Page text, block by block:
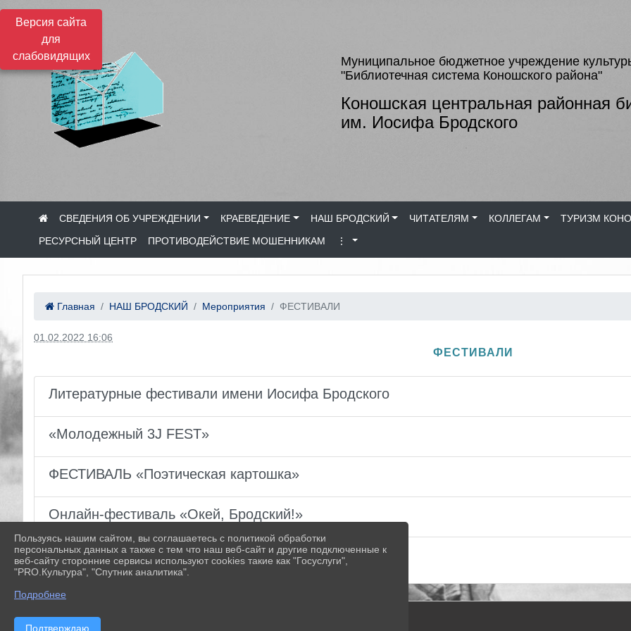
Версия сайта
для
слабовидящих
Муниципальное бюджетное учреждение
"Библиотечная система Коношского района"
Коношская центральная районная
им. Иосифа Бродского
СВЕДЕНИЯ ОБ УЧРЕЖДЕНИИ КРАЕВЕДЕНИЕ НАШ БРОДСКИЙ ЧИТАТЕЛЯМ КОЛЛЕГАМ
ТУРИЗМ
РЕСУРСНЫЙ ЦЕНТР
ПРОТИВОДЕЙСТВИЕ МОШЕННИКАМ ⋮
Главная НАШ БРОДСКИЙ Мероприятия ФЕСТИВАЛИ
01.02.2022 16:06
ФЕСТИВАЛИ
Литературные фестивали имени Иосифа Бродского
«Молодежный 3J FEST»
ФЕСТИВАЛЬ «Поэтическая картошка»
Онлайн-фестиваль «Окей, Бродский!»
Пользуясь нашим сайтом, вы соглашаетесь с политикой обработки
персональных данных а также с тем что наш веб-сайт и другие подключенные к
веб-сайту сторонние сервисы используют cookies такие как "Госуслуги",
"PRO.Культура", "Спутник аналитика".
Подробнее
Подтверждаю